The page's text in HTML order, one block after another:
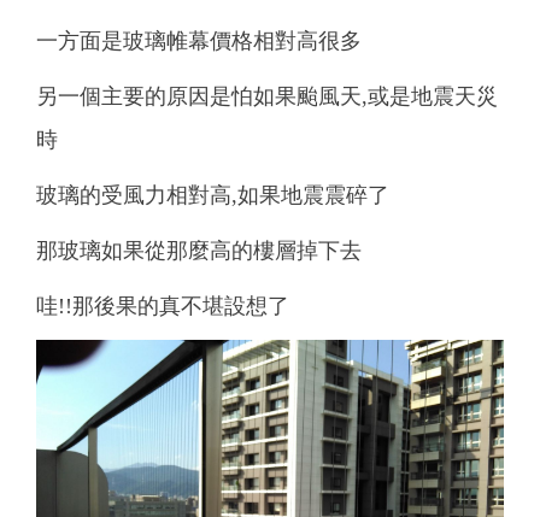
一方面是玻璃帷幕價格相對高很多
另一個主要的原因是怕如果颱風天,或是地震天災
時
玻璃的受風力相對高,如果地震震碎了
那玻璃如果從那麼高的樓層掉下去
哇!!那後果的真不堪設想了